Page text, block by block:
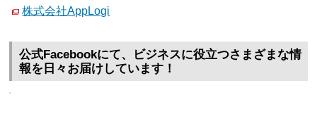
株式会社AppLogi
公式Facebookにて、ビジネスに役立つさまざまな情
報を日々お届けしています！